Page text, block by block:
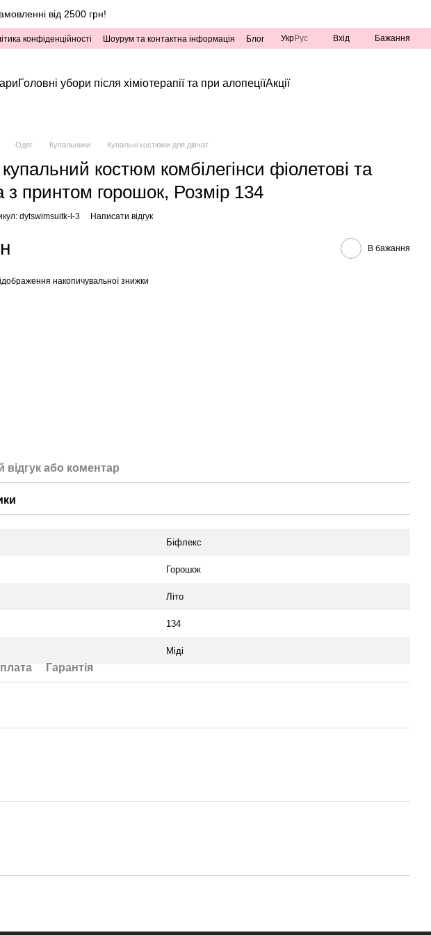
від 2500 грн!
конфіденційності Шоурум та контактна інформація Блог УкрРус Вхід Бажання
Головні убори після хіміотерапії та при алопеціїАкції
Одяг Купальники Купальні костюми для дівчат
костюм комбілегінси фіолетові та
з принтом горошок, Розмір 134
dytswimsuitk-l-3 Написати відгук
В бажання
накопичувальної знижки
відгук або коментар
Біфлекс
Горошок
Літо
134
Міді
Гарантія